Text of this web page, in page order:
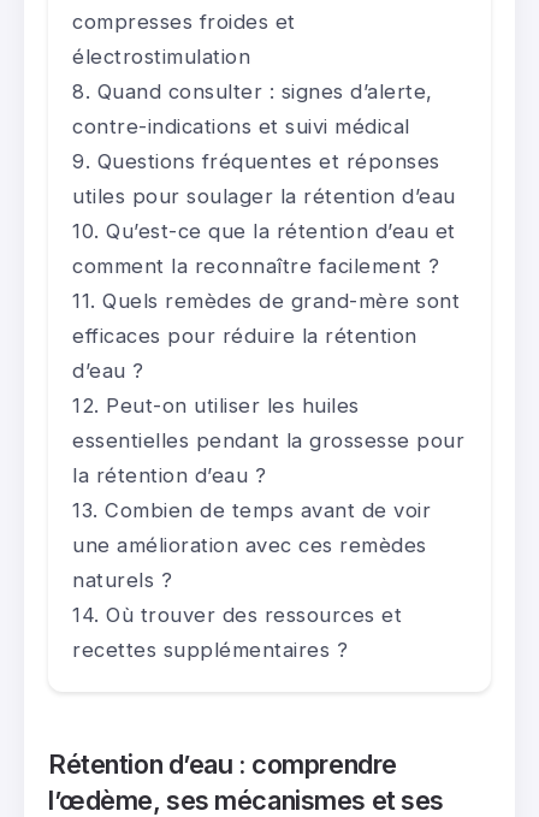
compresses froides et
électrostimulation
Quand consulter : signes d’alerte,
contre-indications et suivi médical
Questions fréquentes et réponses
utiles pour soulager la rétention d’eau
Qu’est-ce que la rétention d’eau et
comment la reconnaître facilement ?
Quels remèdes de grand-mère sont
efficaces pour réduire la rétention
d’eau ?
Peut-on utiliser les huiles
essentielles pendant la grossesse pour
la rétention d’eau ?
Combien de temps avant de voir
une amélioration avec ces remèdes
naturels ?
Où trouver des ressources et
recettes supplémentaires ?
Rétention d’eau : comprendre
l’œdème, ses mécanismes et ses